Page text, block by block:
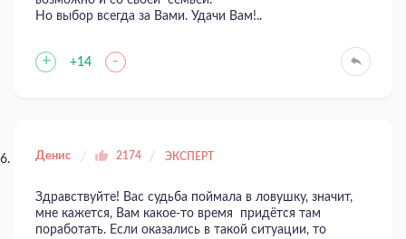
Но выбор всегда за Вами. Удачи Вам!..
+ +14 -
Денис 2174 ЭКСПЕРТ
Здравствуйте! Вас судьба поймала в ловушку, значит,
мне кажется, Вам какое-то время придётся там
поработать. Если оказались в такой ситуации, то